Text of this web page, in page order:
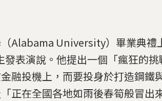
Alabama University）畢業典禮
發表演說。他提出一個「瘋狂的
融投機上，而要投身於打造鋼鐵
正在全國各地如雨後春筍般冒出